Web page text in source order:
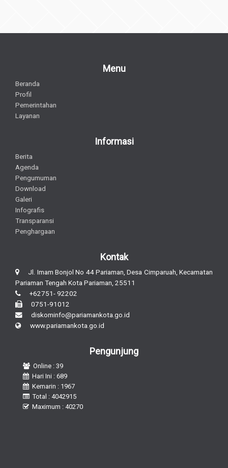
Menu
Beranda
Profil
Pemerintahan
Layanan
Informasi
Berita
Agenda
Pengumuman
Download
Galeri
Infografis
Transparansi
Penghargaan
Kontak
Jl. Imam Bonjol No 44 Pariaman, Desa Cimparuah, Kecamatan
Pariaman Tengah Kota Pariaman, 25511
+62751- 92202
0751-91012
diskominfo@pariamankota.go.id
www.pariamankota.go.id
Pengunjung
Online : 39
Hari Ini : 689
Kemarin : 1967
Total : 4042915
Maximum : 40270